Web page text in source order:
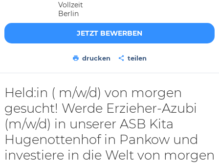
Vollzeit
Berlin
JETZT BEWERBEN
drucken teilen
Held:in ( m/w/d) von morgen
gesucht! Werde Erzieher-Azubi
(m/w/d) in unserer ASB Kita
Hugenottenhof in Pankow und
investiere in die Welt von morgen